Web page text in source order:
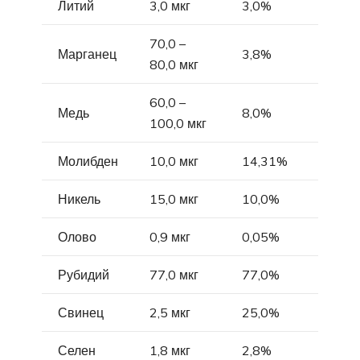
Литий 3,0 мкг 3,0%
Марганец
70,0 –
80,0 мкг
3,8%
Медь
60,0 –
100,0 мкг
8,0%
Молибден 10,0 мкг 14,31%
Никель 15,0 мкг 10,0%
Олово 0,9 мкг 0,05%
Рубидий 77,0 мкг 77,0%
Свинец 2,5 мкг 25,0%
Селен 1,8 мкг 2,8%